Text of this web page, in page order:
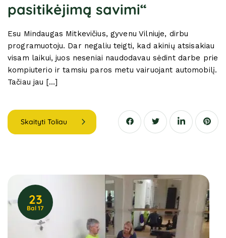
pasitikėjimą savimi“
Esu Mindaugas Mitkevičius, gyvenu Vilniuje, dirbu
programuotoju. Dar negaliu teigti, kad akinių atsisakiau
visam laikui, juos neseniai naudodavau sėdint darbe prie
kompiuterio ir tamsiu paros metu vairuojant automobilį.
Tačiau jau […]
Skaityti Toliau
23
Bal 17